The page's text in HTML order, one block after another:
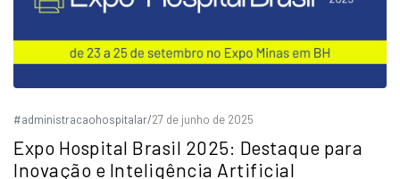
#administracaohospitalar/27 de junho de 2025
Expo Hospital Brasil 2025: Destaque para
Inovação e Inteligência Artificial